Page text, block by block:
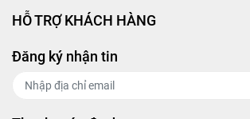
HỖ TRỢ KHÁCH HÀNG
Đăng ký nhận tin